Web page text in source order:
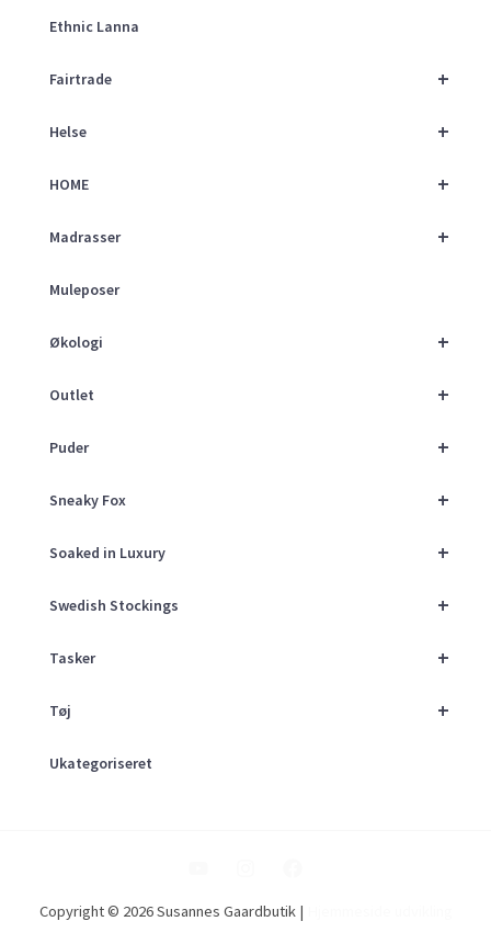
Ethnic Lanna
+
Fairtrade
+
Helse
+
HOME
+
Madrasser
Muleposer
+
Økologi
+
Outlet
+
Puder
+
Sneaky Fox
+
Soaked in Luxury
+
Swedish Stockings
+
Tasker
+
Tøj
Ukategoriseret
Copyright © 2026 Susannes Gaardbutik |